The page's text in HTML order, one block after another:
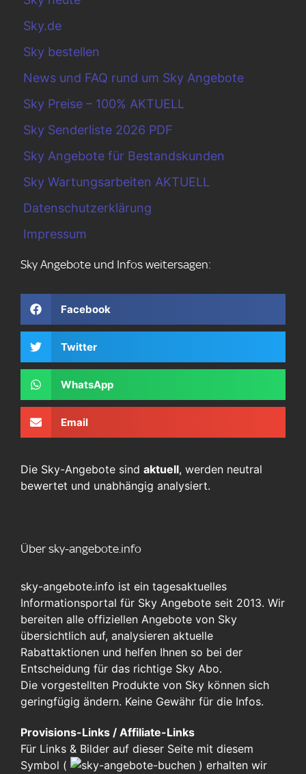
Sky.de
Sky bestellen
News und FAQ rund um Sky Angebote
Sky Preise – 100% AKTUELL
Sky Senderliste 2026 PDF
Sky Angebote für Bestandskunden
Sky Wartungsarbeiten AKTUELL
Datenschutzerklärung
Impressum
Sky Angebote und Infos weitersagen:
Facebook
Twitter
WhatsApp
Email
Die Sky-Angebote sind aktuell, werden neutral
bewertet und unabhängig analysiert.
Über sky-angebote.info
sky-angebote.info ist ein tagesaktuelles
Informationsportal für Sky Angebote seit 2013. Wir
bereiten alle offiziellen Angebote von Sky
übersichtlich auf, analysieren aktuelle
Rabattaktionen und helfen Ihnen so bei der
Entscheidung für das richtige Sky Abo.
Die vorgestellten Produkte von Sky können sich
geringfügig ändern. Keine Gewähr für die Infos.
Provisions-Links / Affiliate-Links
Für Links & Bilder auf dieser Seite mit diesem
Symbol (
) erhalten wir